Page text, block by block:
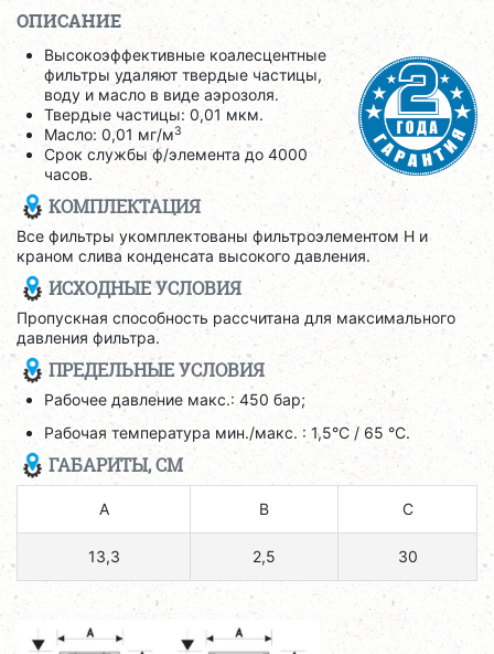
ОПИСАНИЕ
Высокоэффективные коалесцентные
фильтры удаляют твердые частицы,
воду и масло в виде аэрозоля.
Твердые частицы: 0,01 мкм.
Масло: 0,01 мг/м3
Срок службы ф/элемента до 4000
часов.
КОМПЛЕКТАЦИЯ
Все фильтры укомплектованы фильтроэлементом H и
краном слива конденсата высокого давления.
ИСХОДНЫЕ УСЛОВИЯ
Пропускная способность рассчитана для максимального
давления фильтра.
ПРЕДЕЛЬНЫЕ УСЛОВИЯ
Рабочее давление макс.: 450 бар;
Рабочая температура мин./макс. : 1,5°C / 65 °C.
ГАБАРИТЫ, СМ
A B C
13,3 2,5 30